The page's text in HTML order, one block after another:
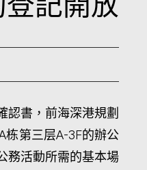
認書，前海深港規劃
栋第三层A-3F的辦公
務活動所需的基本場